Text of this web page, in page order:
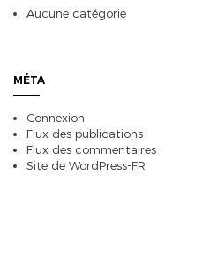
Aucune catégorie
MÉTA
Connexion
Flux des publications
Flux des commentaires
Site de WordPress-FR